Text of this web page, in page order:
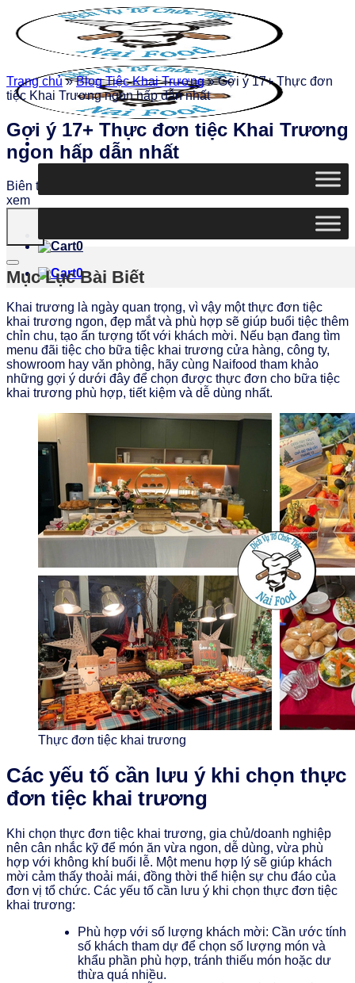
đến
nội
0
0
Trang chủ»Blog Tiệc Khai Trương»Gợi ý 17+ Thực đơn
tiệc Khai Trương ngon hấp dẫn nhất
Gợi ý 17+ Thực đơn tiệc Khai Trương
ngon hấp dẫn nhất
Biên tập
4027 lượt
xem
Mục Lục Bài Biết
Khai trương là ngày quan trọng, vì vậy một thực đơn tiệc
khai trương ngon, đẹp mắt và phù hợp sẽ giúp buổi tiệc thêm
chỉn chu, tạo ấn tượng tốt với khách mời. Nếu bạn đang tìm
menu đãi tiệc cho bữa tiệc khai trương cửa hàng, công ty,
showroom hay văn phòng, hãy cùng Naifood tham khảo
những gợi ý dưới đây để chọn được thực đơn cho bữa tiệc
khai trương phù hợp, tiết kiệm và dễ dùng nhất.
Thực đơn tiệc khai trương
Các yếu tố cần lưu ý khi chọn thực
đơn tiệc khai trương
Khi chọn thực đơn tiệc khai trương, gia chủ/doanh nghiệp
nên cân nhắc kỹ để món ăn vừa ngon, dễ dùng, vừa phù
hợp với không khí buổi lễ. Một menu hợp lý sẽ giúp khách
mời cảm thấy thoải mái, đồng thời thể hiện sự chu đáo của
đơn vị tổ chức. Các yếu tố cần lưu ý khi chọn thực đơn tiệc
khai trương:
Phù hợp với số lượng khách mời: Cần ước tính
số khách tham dự để chọn số lượng món và
khẩu phần phù hợp, tránh thiếu món hoặc dư
thừa quá nhiều.